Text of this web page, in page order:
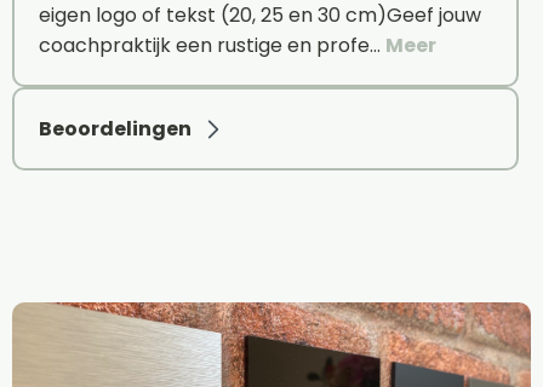
eigen logo of tekst (20, 25 en 30 cm)Geef jouw
coachpraktijk een rustige en profe… Meer
Beoordelingen